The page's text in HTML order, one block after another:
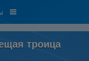
троица